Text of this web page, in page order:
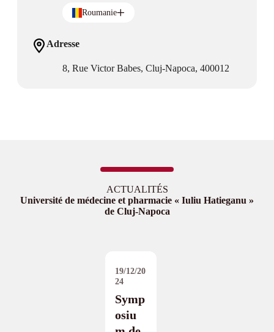
Roumanie
Adresse
8, Rue Victor Babes, Cluj-Napoca, 400012
ACTUALITÉS
Université de médecine et pharmacie « Iuliu Hatieganu »
de Cluj-Napoca
19/12/20
24
Symp
osiu